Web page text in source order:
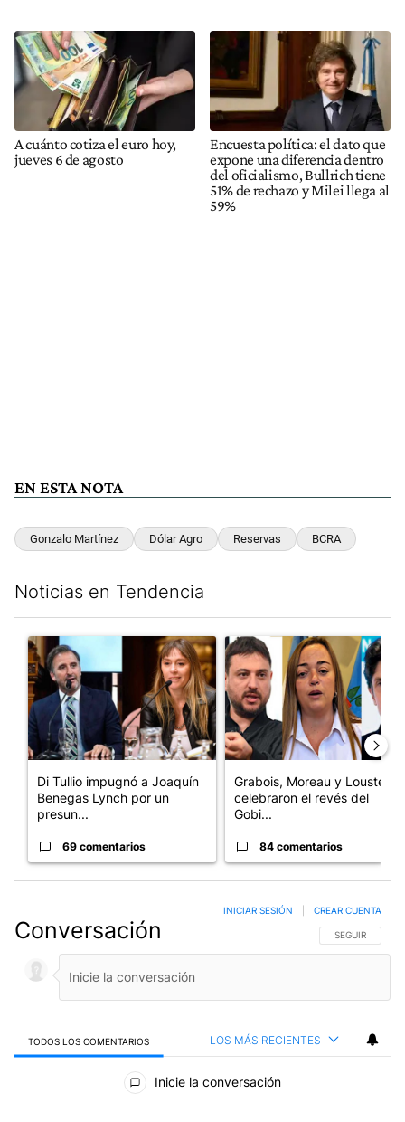
A cuánto cotiza el euro hoy,
jueves 6 de agosto
Encuesta política: el dato que
expone una diferencia dentro
del oficialismo, Bullrich tiene
51% de rechazo y Milei llega al
59%
EN ESTA NOTA
Gonzalo Martínez Dólar Agro Reservas BCRA
Noticias en Tendencia
Un artículo de tendencia con el título "Di Tullio impugnó a
Di Tullio impugnó a Joaquín
Benegas Lynch por un
presun...
69 comentarios
Un artículo de tendencia con
Grabois, Moreau y Lousteau
celebraron el revés del
Gobi...
84 comentarios
Conversación SIGA ESTA
SEGUIR
INICIAR SESIÓN CREAR CUENTA
TODOS LOS COMENTARIOS LOS MÁS RECIENTES
Todos los comentarios
Inicie la conversación